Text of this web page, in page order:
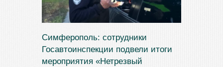
Симферополь: сотрудники
Госавтоинспекции подвели итоги
мероприятия «Нетрезвый